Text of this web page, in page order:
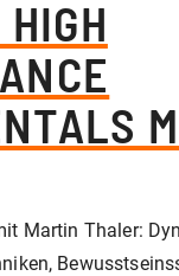
Martin Thaler: